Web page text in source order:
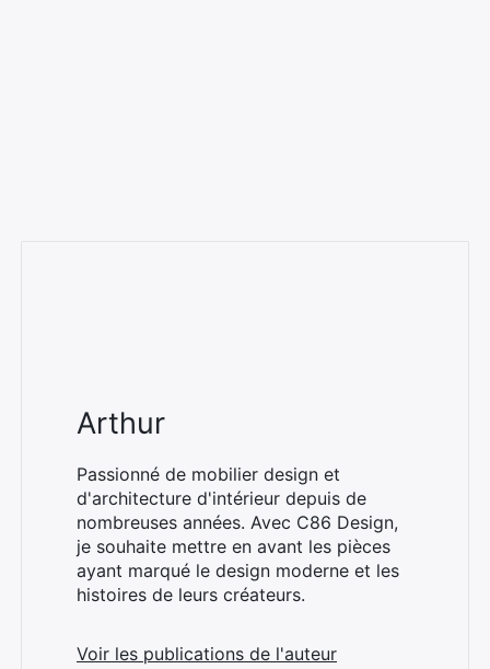
Arthur
Passionné de mobilier design et
d'architecture d'intérieur depuis de
nombreuses années. Avec C86 Design,
je souhaite mettre en avant les pièces
ayant marqué le design moderne et les
histoires de leurs créateurs.
Voir les publications de l'auteur